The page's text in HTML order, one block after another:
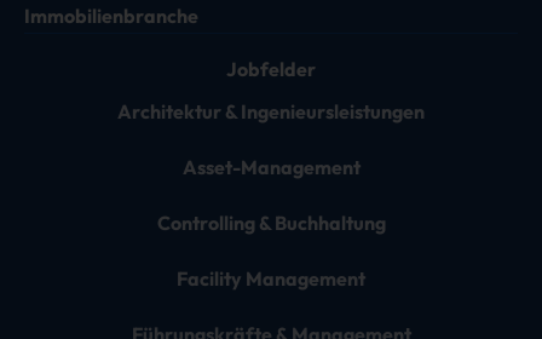
Immobilienbranche
Jobfelder
Architektur & Ingenieursleistungen
Asset-Management
Controlling & Buchhaltung
Facility Management
Führungskräfte & Management